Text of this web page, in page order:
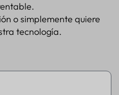
o simplemente quiere
tecnología.